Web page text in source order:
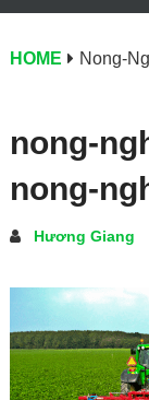
HOME Nong-
nong-
nong-
Hương Giang